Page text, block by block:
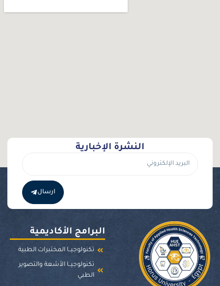
النشرة الإخبارية
ارسال
البرامج الأكاديمية
تكنولوجيــا المختبرات الطبية
تكنولوجيــا الأشعة والتصوير
الطبي